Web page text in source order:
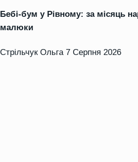
Бебі-бум у Рівному: за місяць
малюки
Стрільчук Ольга 7 Серпня 2026